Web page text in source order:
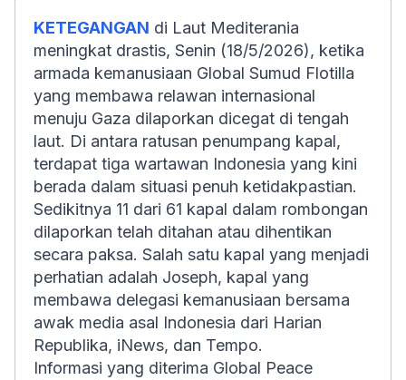
KETEGANGAN di Laut Mediterania
meningkat drastis, Senin (18/5/2026), ketika
armada kemanusiaan Global Sumud Flotilla
yang membawa relawan internasional
menuju Gaza dilaporkan dicegat di tengah
laut. Di antara ratusan penumpang kapal,
terdapat tiga wartawan Indonesia yang kini
berada dalam situasi penuh ketidakpastian.
Sedikitnya 11 dari 61 kapal dalam rombongan
dilaporkan telah ditahan atau dihentikan
secara paksa. Salah satu kapal yang menjadi
perhatian adalah Joseph, kapal yang
membawa delegasi kemanusiaan bersama
awak media asal Indonesia dari Harian
Republika, iNews, dan Tempo.
Informasi yang diterima Global Peace